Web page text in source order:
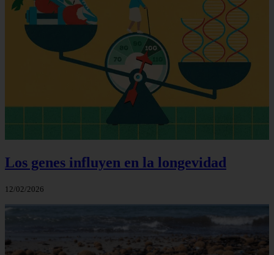
Los genes influyen en la longevidad
12/02/2026